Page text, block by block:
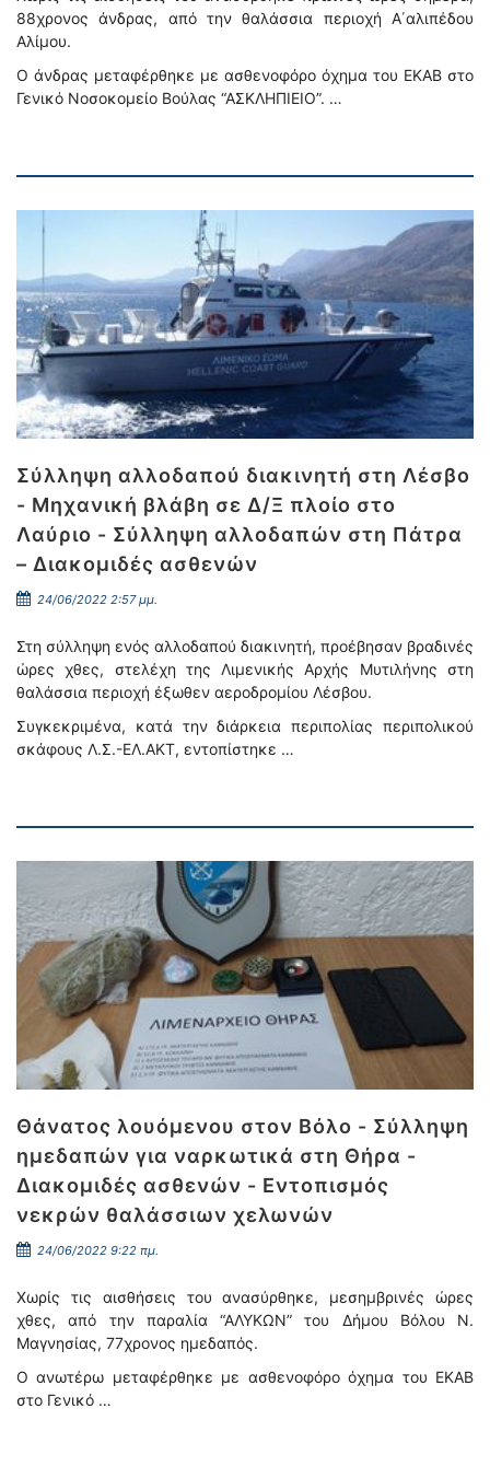
88χρονος άνδρας, από την θαλάσσια περιοχή Α΄αλιπέδου
Αλίμου.
Ο άνδρας μεταφέρθηκε με ασθενοφόρο όχημα του ΕΚΑΒ στο
Γενικό Νοσοκομείο Βούλας “ΑΣΚΛΗΠΙΕΙΟ”. …
Σύλληψη αλλοδαπού διακινητή στη Λέσβο
- Μηχανική βλάβη σε Δ/Ξ πλοίο στο
Λαύριο - Σύλληψη αλλοδαπών στη Πάτρα
– Διακομιδές ασθενών
24/06/2022 2:57 μμ.
Στη σύλληψη ενός αλλοδαπού διακινητή, προέβησαν βραδινές
ώρες χθες, στελέχη της Λιμενικής Αρχής Μυτιλήνης στη
θαλάσσια περιοχή έξωθεν αεροδρομίου Λέσβου.
Συγκεκριμένα, κατά την διάρκεια περιπολίας περιπολικού
σκάφους Λ.Σ.-ΕΛ.ΑΚΤ, εντοπίστηκε …
Θάνατος λουόμενου στον Βόλο - Σύλληψη
ημεδαπών για ναρκωτικά στη Θήρα -
Διακομιδές ασθενών - Εντοπισμός
νεκρών θαλάσσιων χελωνών
24/06/2022 9:22 πμ.
Χωρίς τις αισθήσεις του ανασύρθηκε, μεσημβρινές ώρες
χθες, από την παραλία “ΑΛΥΚΩΝ” του Δήμου Βόλου Ν.
Μαγνησίας, 77χρονος ημεδαπός.
Ο ανωτέρω μεταφέρθηκε με ασθενοφόρο όχημα του ΕΚΑΒ
στο Γενικό …